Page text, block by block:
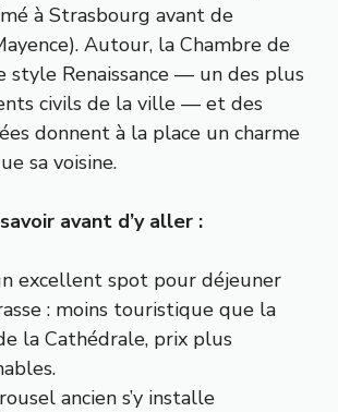
à Strasbourg avant de
Autour, la Chambre de
style Renaissance — un des plus
civils de la ville — et des
donnent à la place un charme
sa voisine.
avant d’y aller :
excellent spot pour déjeuner
: moins touristique que la
la Cathédrale, prix plus
ancien s’y installe